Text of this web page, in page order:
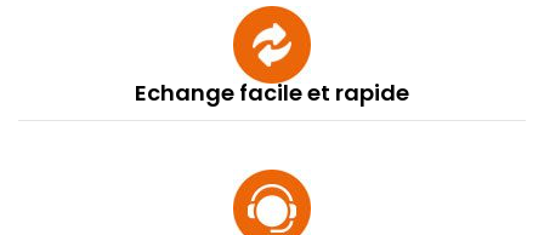
Echange facile et rapide